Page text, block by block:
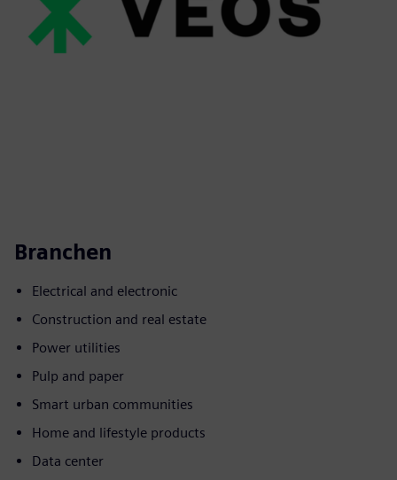
Branchen
Electrical and electronic
Construction and real estate
Power utilities
Pulp and paper
Smart urban communities
Home and lifestyle products
Data center